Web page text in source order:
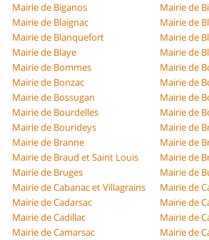
Mairie de Biganos
Mairie de
Mairie de Blaignac
Mairie de
Mairie de Blanquefort
Mairie de
Mairie de Blaye
Mairie de
Mairie de Bommes
Mairie de
Mairie de Bonzac
Mairie de
Mairie de Bossugan
Mairie de
Mairie de Bourdelles
Mairie de
Mairie de Bourideys
Mairie de
Mairie de Branne
Mairie de
Mairie de Braud et Saint Louis
Mairie de
Mairie de Bruges
Mairie de
Mairie de Cabanac et Villagrains
Mairie de
Mairie de Cadarsac
Mairie de
Mairie de Cadillac
Mairie de
Mairie de Camarsac
Mairie de